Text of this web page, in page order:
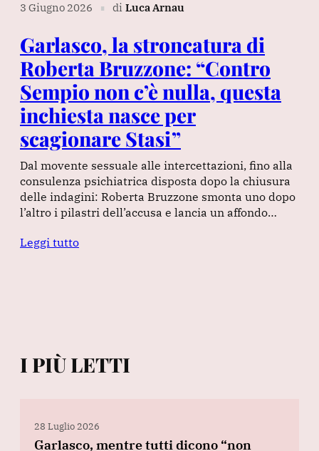
3 Giugno 2026 ∎ di Luca Arnau
Garlasco, la stroncatura di
Roberta Bruzzone: “Contro
Sempio non c’è nulla, questa
inchiesta nasce per
scagionare Stasi”
Dal movente sessuale alle intercettazioni, fino alla
consulenza psichiatrica disposta dopo la chiusura
delle indagini: Roberta Bruzzone smonta uno dopo
l’altro i pilastri dell’accusa e lancia un affondo…
Leggi tutto
I PIÙ LETTI
28 Luglio 2026
Garlasco, mentre tutti dicono “non